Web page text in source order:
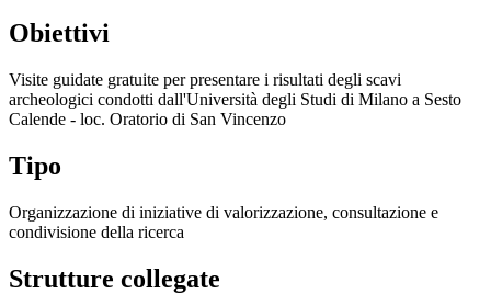
Obiettivi
Visite guidate gratuite per presentare i risultati degli scavi
archeologici condotti dall'Università degli Studi di Milano a Sesto
Calende - loc. Oratorio di San Vincenzo
Tipo
Organizzazione di iniziative di valorizzazione, consultazione e
condivisione della ricerca
Strutture collegate